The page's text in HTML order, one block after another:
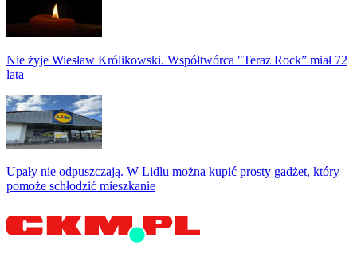
Nie żyje Wiesław Królikowski. Współtwórca "Teraz Rock” miał 72
lata
Upały nie odpuszczają. W Lidlu można kupić prosty gadżet, który
pomoże schłodzić mieszkanie